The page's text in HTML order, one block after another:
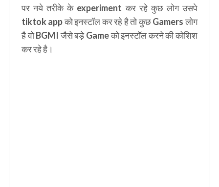
पर नये तरीके केexperiment कर रहे कुछ लोग उसपे
tiktok appको इनस्टॉल कर रहे है तो कुछ Gamers लोग
है वो BGMI जैसे बड़े Game को इनस्टॉल करने की कोशिश
कर रहे है।